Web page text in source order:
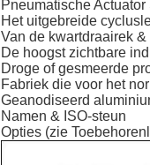
Pneumatische
Het uitgebreide
Van de kwartdraairek
De hoogst zichtbare
Droge of gesmeerde
Fabriek die voor het
Geanodiseerd
Namen & ISO-steun
Opties (zie